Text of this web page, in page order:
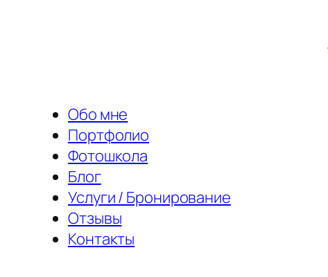
Обо мне
Портфолио
Фотошкола
Блог
Услуги / Бронирование
Отзывы
Контакты